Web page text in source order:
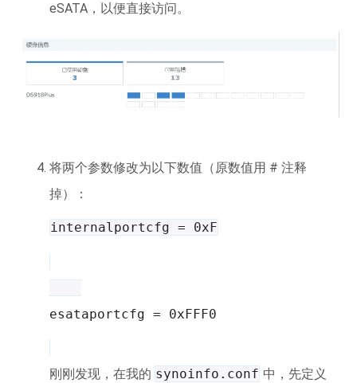
eSATA，以便直接访问。
将两个参数修改为以下数值（原数值用 # 注释
掉）：
internalportcfg = 0xF
esataportcfg = 0xFFF0
刚刚发现，在我的 synoinfo.conf 中，先定义